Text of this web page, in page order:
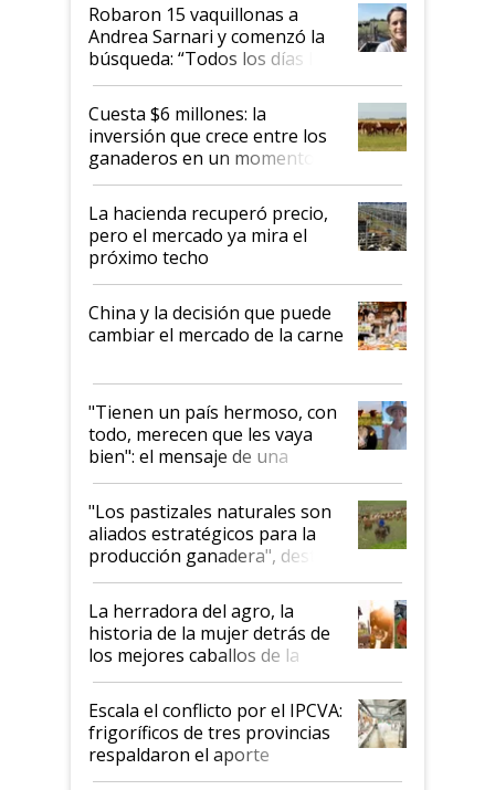
Robaron 15 vaquillonas a
Andrea Sarnari y comenzó la
búsqueda: “Todos los días le
toca a algún productor”
Cuesta $6 millones: la
inversión que crece entre los
ganaderos en un momento
histórico para la actividad
La hacienda recuperó precio,
pero el mercado ya mira el
próximo techo
China y la decisión que puede
cambiar el mercado de la carne
"Tienen un país hermoso, con
todo, merecen que les vaya
bien": el mensaje de una
ganadera uruguaya sobre las
oportunidades que se abren
para el agro en Argentina, con
foco en la carne
"Los pastizales naturales son
aliados estratégicos para la
producción ganadera", destaca
la iniciativa que ya reúne a 46
establecimientos en Argentina
La herradora del agro, la
historia de la mujer detrás de
los mejores caballos de la
Argentina y los mitos que
todavía hacen sufrir a estos
animales: "Mientras me
descalificaban, yo seguí
haciendo currículum"
Escala el conflicto por el IPCVA:
frigoríficos de tres provincias
respaldaron el aporte
obligatorio